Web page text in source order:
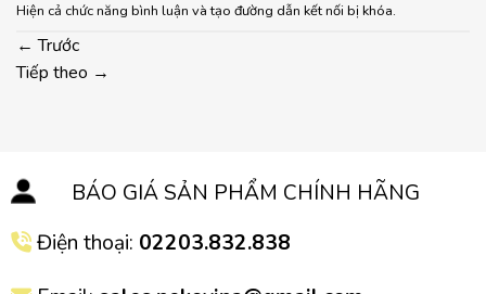
Hiện cả chức năng bình luận và tạo đường dẫn kết nối bị khóa.
← Trước
Tiếp theo →
BÁO GIÁ SẢN PHẨM CHÍNH HÃNG
Điện thoại: 02203.832.838